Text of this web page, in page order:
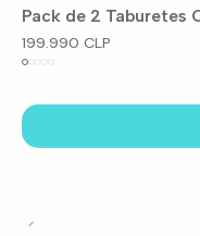
Pack de 2 Taburetes
199.990 CLP